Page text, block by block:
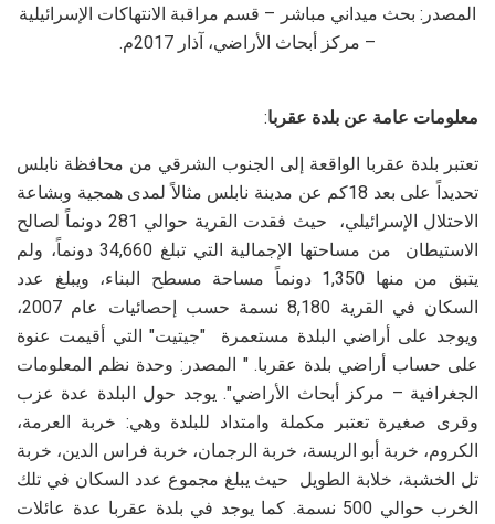
المصدر: بحث ميداني مباشر – قسم مراقبة الانتهاكات الإسرائيلية
– مركز أبحاث الأراضي، آذار 2017م.
معلومات عامة عن بلدة عقربا:
تعتبر بلدة عقربا الواقعة إلى الجنوب الشرقي من محافظة نابلس
تحديداً على بعد 18كم عن مدينة نابلس مثالاً لمدى همجية وبشاعة
الاحتلال الإسرائيلي، حيث فقدت القرية حوالي 281 دونماً لصالح
الاستيطان من مساحتها الإجمالية التي تبلغ 34,660 دونماً، ولم
يتبق من منها 1,350 دونماً مساحة مسطح البناء، ويبلغ عدد
السكان في القرية 8,180 نسمة حسب إحصائيات عام 2007،
ويوجد على أراضي البلدة مستعمرة "جيتيت" التي أقيمت عنوة
على حساب أراضي بلدة عقربا. " المصدر: وحدة نظم المعلومات
الجغرافية – مركز أبحاث الأراضي". يوجد حول البلدة عدة عزب
وقرى صغيرة تعتبر مكملة وامتداد للبلدة وهي: خربة العرمة،
الكروم، خربة أبو الريسة، خربة الرجمان، خربة فراس الدين، خربة
تل الخشبة، خلابة الطويل حيث يبلغ مجموع عدد السكان في تلك
الخرب حوالي 500 نسمة. كما يوجد في بلدة عقربا عدة عائلات